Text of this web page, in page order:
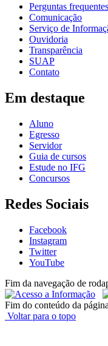
Perguntas frequentes
Comunicação
Serviço de
Ouvidoria
Transparência
SUAP
Contato
Em destaque
Aluno
Egresso
Servidor
Guia de cursos
Estude no IFG
Concursos
Redes Sociais
Facebook
Instagram
Twitter
YouTube
Fim da navegação de
Fim do conteúdo da página
Voltar para o topo